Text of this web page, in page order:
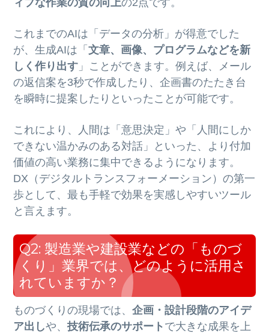
ィブな作業の質の向上の2点です。
これまでのAIは「データの分析」が得意でした
が、生成AIは「文章、画像、プログラムなどを新
しく作り出す 」ことができます。例えば、メール
の返信案を3秒で作成したり、企画書のたたき台
を瞬時に提案したりといったことが可能です。
これにより、人間は「意思決定」や「人間にしか
できない温かみのある対話」といった、より付加
価値の高い業務に集中できるようになります。
DX（デジタルトランスフォーメーション）の第一
歩として、最も手軽で効果を実感しやすいツール
と言えます。
Q2: 製造業や建設業などの「ものづ
くり」業界では、どのように活用さ
れていますか？
ものづくりの現場では、企画・設計段階のアイデ
ア出しや、技術伝承のサポート で大きな成果を上